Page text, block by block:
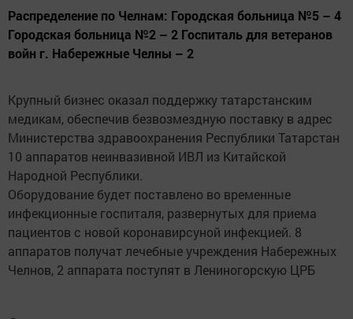
Распределение по Челнам: Городская больница №5 – 4
Городская больница №2 – 2 Госпиталь для ветеранов
войн г. Набережные Челны – 2
Крупный бизнес оказал поддержку татарстанским
медикам, обеспечив безвозмездную поставку в адрес
Министерства здравоохранения Республики Татарстан
10 аппаратов неинвазивной ИВЛ из Китайской
Народной Республики.
Оборудование будет поставлено во временные
инфекционные госпиталя, развернутых для приема
пациентов с новой коронавирсуной инфекцией. 8
аппаратов получат лечебные учреждения Набережных
Челнов, 2 аппарата поступят в Лениногорскую ЦРБ